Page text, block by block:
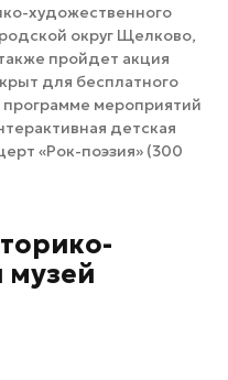
художественного
округ Щелково,
пройдет акция
для бесплатного
мероприятий
детская
«Рок-поэзия» (300